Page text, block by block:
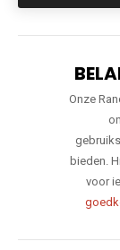
Onze
bieden.
voor